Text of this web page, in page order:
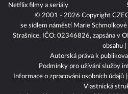
© 2001 - 2026 Copyright
se sídlem náměstí Marie
Strašnice, IČO: 02346826, zapsána v
obsahu
Autorská práva k
Podmínky pro užívání služby
Informace o zpracování osobních údajů
Vlastnická
Netflix filmy a seriály